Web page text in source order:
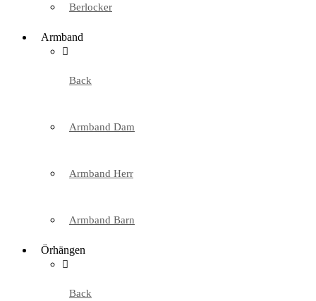
Berlocker
Armband
Back
Armband Dam
Armband Herr
Armband Barn
Örhängen
Back